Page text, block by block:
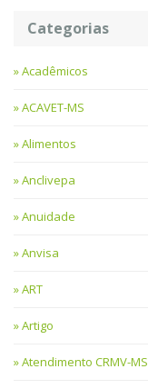
Categorias
Acadêmicos
ACAVET-MS
Alimentos
Anclivepa
Anuidade
Anvisa
ART
Artigo
Atendimento CRMV-MS